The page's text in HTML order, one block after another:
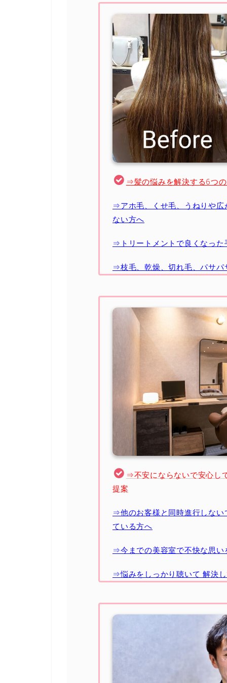
⇒髪の悩みを解決する6つ
⇒アホ毛、くせ毛、うねりや
ない方へ
⇒トリートメントで良くなっ
⇒枝毛、乾燥、切れ毛、パサ
⇒不安にならないで安心し
提案
⇒他のお客様と同時進行しな
ている方へ
⇒今までの美容室で不快な思い
⇒悩みをしっかり聴いて 解決